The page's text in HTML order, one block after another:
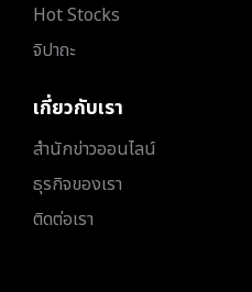
Hot Stocks
จิปาถะ
เกี่ยวกับเรา
สำนักข่าวออนไลน์
ธุรกิจของเรา
ติดต่อเรา